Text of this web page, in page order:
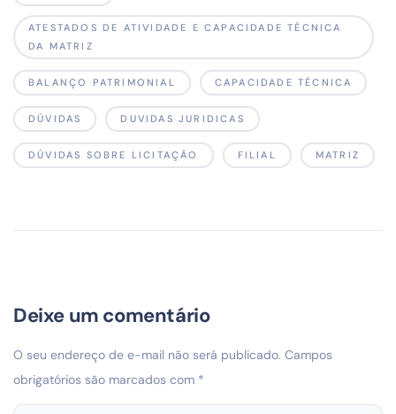
ATESTADOS DE ATIVIDADE E CAPACIDADE TÉCNICA
DA MATRIZ
BALANÇO PATRIMONIAL CAPACIDADE TÉCNICA
DÚVIDAS DUVIDAS JURIDICAS
DÚVIDAS SOBRE LICITAÇÃO FILIAL MATRIZ
Deixe um comentário
O seu endereço de e-mail não será publicado. Campos
obrigatórios são marcados com *